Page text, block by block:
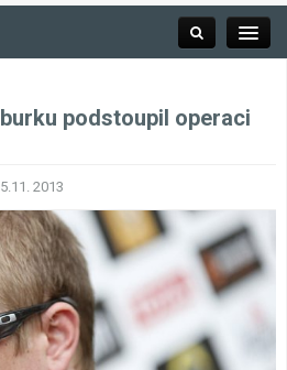
Závodní série
Kalendář F1
Výsledky F1
podstoupil operaci
2013